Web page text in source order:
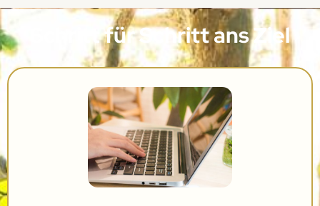
Schritt für Schritt ans Ziel